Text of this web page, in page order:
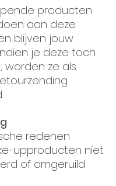
producten
aan deze
blijven jouw
je deze toch
worden ze als
redenen
upproducten niet
of omgeruild